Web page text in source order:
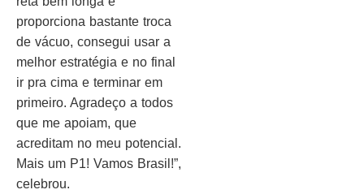
proporciona bastante troca
de vácuo, consegui usar a
melhor estratégia e no final
ir pra cima e terminar em
primeiro. Agradeço a todos
que me apoiam, que
acreditam no meu potencial.
Mais um P1! Vamos Brasil!”,
celebrou.